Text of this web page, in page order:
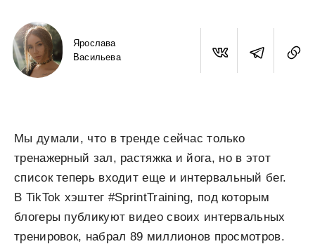
Ярослава
Васильева
Мы думали, что в тренде сейчас только
тренажерный зал, растяжка и йога, но в этот
список теперь входит еще и интервальный бег.
В TikTok хэштег #SprintTraining, под которым
блогеры публикуют видео своих интервальных
тренировок, набрал 89 миллионов просмотров.